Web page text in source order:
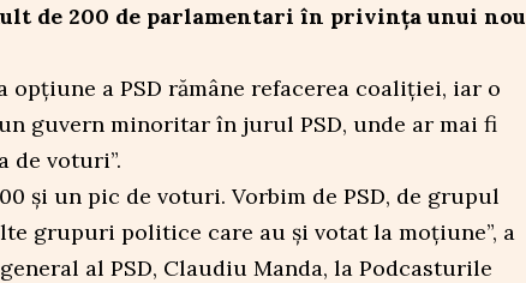
de 200 de parlamentari în privința unui nou
opțiune a PSD rămâne refacerea coaliției, iar o
guvern minoritar în jurul PSD, unde ar mai fi
de voturi”.
şi un pic de voturi. Vorbim de PSD, de grupul
grupuri politice care au şi votat la moţiune”, a
al PSD, Claudiu Manda, la Podcasturile